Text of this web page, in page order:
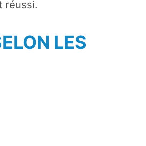
réussi.
LES